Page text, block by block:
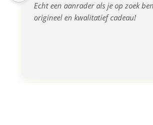
Echt een aanrader als je op zoek
origineel en kwalitatief cadeau!